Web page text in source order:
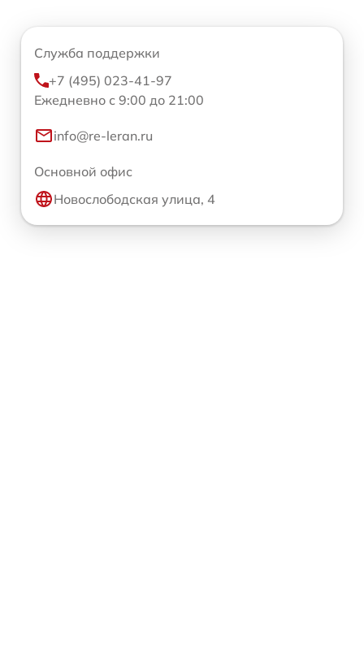
Служба поддержки
+7 (495) 023-41-97
Ежедневно с 9:00 до 21:00
info@re-leran.ru
Основной офис
Новослободская улица, 4